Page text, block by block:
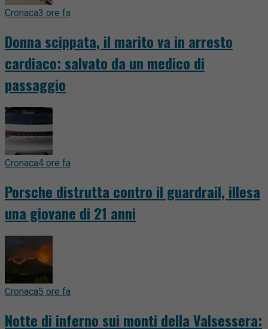
Cronaca3 ore fa
Donna scippata, il marito va in arresto
cardiaco: salvato da un medico di
passaggio
Cronaca4 ore fa
Porsche distrutta contro il guardrail, illesa
una giovane di 21 anni
Cronaca5 ore fa
Notte di inferno sui monti della Valsessera: